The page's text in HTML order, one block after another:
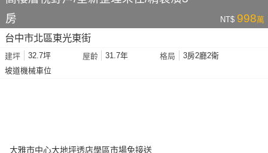
房
NT$ 998萬
台中市北區東光東街
建坪 32.7坪 屋齡 31.7年 格局
3房2廳2衛
坡道機械車位